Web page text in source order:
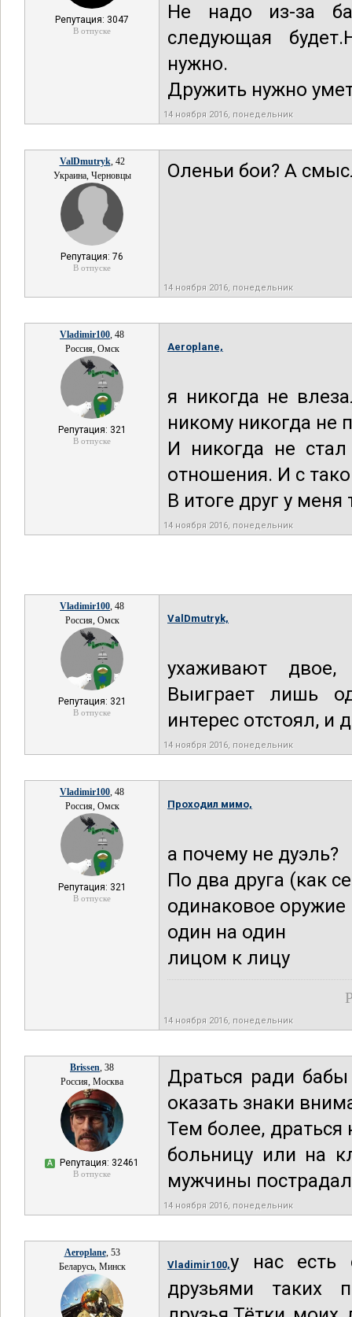
Репутация: 3047
В отпуске
Не надо из-за
следующая
нужно.
Дружить нужно
14 ноября 2016, понедельник
ValDmutryk, 42
Украина, Черновцы
Репутация: 76
В отпуске
Оленьи бои? А
14 ноября 2016, понедельник
Vladimir100, 48
Россия, Омск
Репутация: 321
В отпуске
Aeroplane,
я никогда не
никому никогда не
И никогда не
отношения. И с
В итоге друг у меня
14 ноября 2016, понедельник
Vladimir100, 48
Россия, Омск
Репутация: 321
В отпуске
ValDmutryk,
ухаживают двое,
Выиграет лишь
интерес отстоял, и
14 ноября 2016, понедельник
Vladimir100, 48
Россия, Омск
Репутация: 321
В отпуске
Проходил мимо,
а почему не дуэль?
По два друга (как
одинаковое оружие
один на один
лицом к лицу
14 ноября 2016, понедельник
Brissen, 38
Россия, Москва
А Репутация: 32461
В отпуске
Драться ради
оказать знаки
Тем более, драться
больницу или на
мужчины
14 ноября 2016, понедельник
Aeroplane, 53
Беларусь, Минск
Vladimir100,у нас есть
друзьями таких